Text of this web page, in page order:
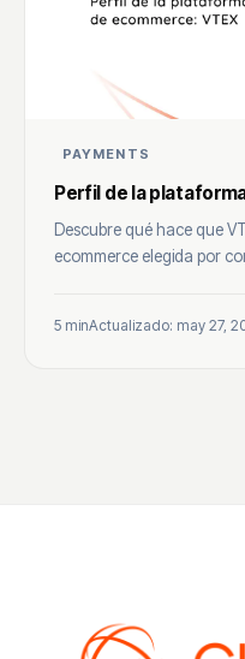
PAYMENTS
Perfil de la
Descubre qué hace que
ecommerce elegida por
5 minActualizado: may 27,